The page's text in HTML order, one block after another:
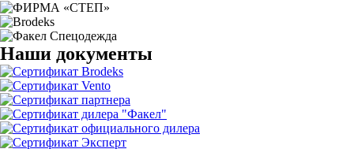
Наши документы